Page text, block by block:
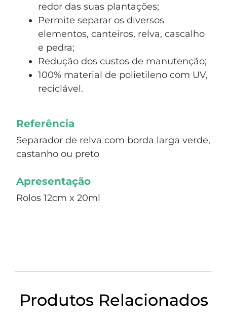
redor das suas plantações;
Permite separar os diversos
elementos, canteiros, relva, cascalho
e pedra;
Redução dos custos de manutenção;
100% material de polietileno com UV,
reciclável.
Referência
Separador de relva com borda larga verde,
castanho ou preto
Apresentação
Rolos 12cm x 20ml
Produtos Relacionados